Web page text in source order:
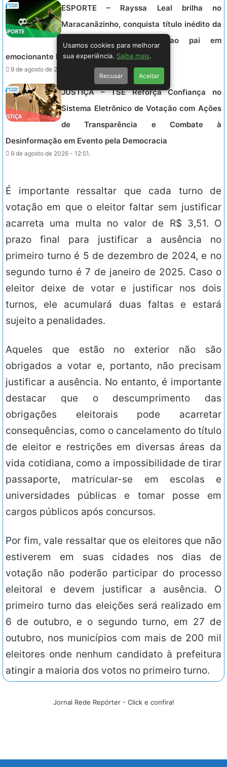
ESPORTE – Rayssa Leal brilha no
Maracanãzinho, conquista título inédito da
SLS e dedica vitória ao pai em
emocionante homenagem.
9 de agosto de 2026 - 17:40.
JUSTIÇA – TSE Reforça Confiança no
Sistema Eletrônico de Votação com Ações
de Transparência e Combate à
Desinformação em Evento pela Democracia
9 de agosto de 2026 - 12:51.
É importante ressaltar que cada turno de
votação em que o eleitor faltar sem justificar
acarreta uma multa no valor de R$ 3,51. O
prazo final para justificar a ausência no
primeiro turno é 5 de dezembro de 2024, e no
segundo turno é 7 de janeiro de 2025. Caso o
eleitor deixe de votar e justificar nos dois
turnos, ele acumulará duas faltas e estará
sujeito a penalidades.
Aqueles que estão no exterior não são
obrigados a votar e, portanto, não precisam
justificar a ausência. No entanto, é importante
destacar que o descumprimento das
obrigações eleitorais pode acarretar
consequências, como o cancelamento do título
de eleitor e restrições em diversas áreas da
vida cotidiana, como a impossibilidade de tirar
passaporte, matricular-se em escolas e
universidades públicas e tomar posse em
cargos públicos após concursos.
Por fim, vale ressaltar que os eleitores que não
estiverem em suas cidades nos dias de
votação não poderão participar do processo
eleitoral e devem justificar a ausência. O
primeiro turno das eleições será realizado em
6 de outubro, e o segundo turno, em 27 de
outubro, nos municípios com mais de 200 mil
eleitores onde nenhum candidato à prefeitura
atingir a maioria dos votos no primeiro turno.
Jornal Rede Repórter - Click e confira!
Usamos cookies para melhorar
sua experiência. Saiba mais
Recusar Aceitar